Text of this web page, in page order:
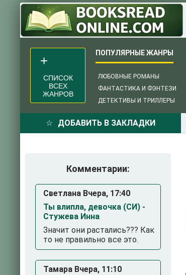
ЛЮБОВНЫЕ РОМАНЫ
ФАНТАСТИКА И ФЭНТЕЗИ
ДЕТЕКТИВЫ И ТРИЛЛЕРЫ
СПИСОК
ВСЕХ
ЖАНРОВ
ДОБАВИТЬ В ЗАКЛАДКИ
Комментарии:
Светлана Вчера, 17:40
Ты влипла, девочка (СИ) -
Стужева Инна
Значит они растались??? Как
то не правильно все это.
Тамара Вчера, 11:10